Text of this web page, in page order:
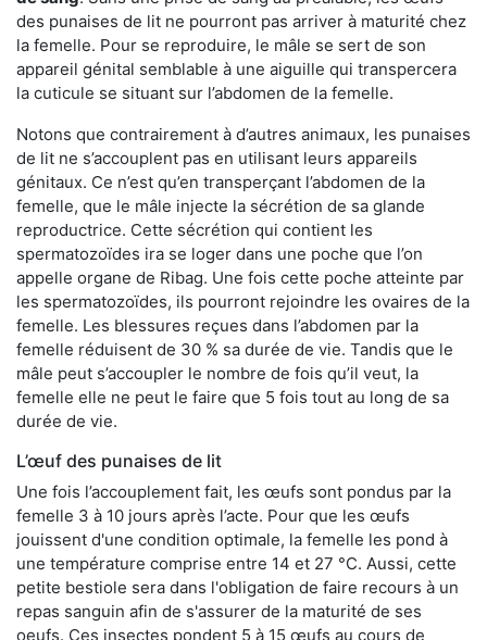
des punaises de lit ne pourront pas arriver à maturité chez
la femelle. Pour se reproduire, le mâle se sert de son
appareil génital semblable à une aiguille qui transpercera
la cuticule se situant sur l’abdomen de la femelle.
Notons que contrairement à d’autres animaux, les punaises
de lit ne s’accouplent pas en utilisant leurs appareils
génitaux. Ce n’est qu’en transperçant l’abdomen de la
femelle, que le mâle injecte la sécrétion de sa glande
reproductrice. Cette sécrétion qui contient les
spermatozoïdes ira se loger dans une poche que l’on
appelle organe de Ribag. Une fois cette poche atteinte par
les spermatozoïdes, ils pourront rejoindre les ovaires de la
femelle. Les blessures reçues dans l’abdomen par la
femelle réduisent de 30 % sa durée de vie. Tandis que le
mâle peut s’accoupler le nombre de fois qu’il veut, la
femelle elle ne peut le faire que 5 fois tout au long de sa
durée de vie.
L’œuf des punaises de lit
Une fois l’accouplement fait, les œufs sont pondus par la
femelle 3 à 10 jours après l’acte. Pour que les œufs
jouissent d'une condition optimale, la femelle les pond à
une température comprise entre 14 et 27 °C. Aussi, cette
petite bestiole sera dans l'obligation de faire recours à un
repas sanguin afin de s'assurer de la maturité de ses
oeufs. Ces insectes pondent 5 à 15 œufs au cours de